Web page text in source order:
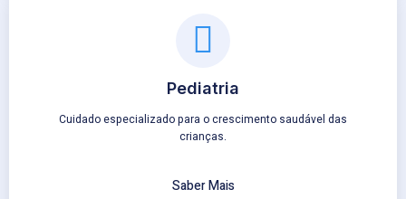
Pediatria
Cuidado especializado para o crescimento saudável das
crianças.
Saber Mais